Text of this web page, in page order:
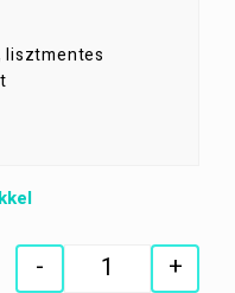
lisztmentes
Quantity
- +